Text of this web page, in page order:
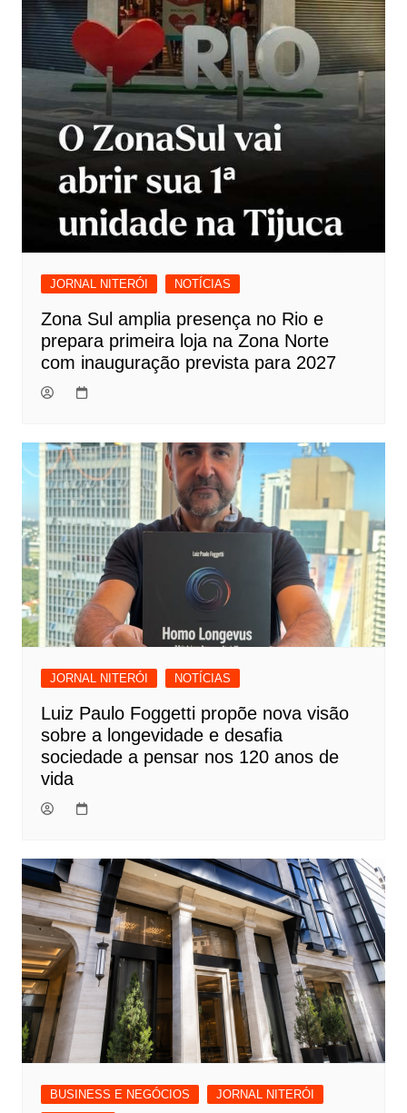
JORNAL NITERÓI NOTÍCIAS
Zona Sul amplia presença no Rio e
prepara primeira loja na Zona Norte
com inauguração prevista para 2027
JORNAL NITERÓI NOTÍCIAS
Luiz Paulo Foggetti propõe nova visão
sobre a longevidade e desafia
sociedade a pensar nos 120 anos de
vida
BUSINESS E NEGÓCIOS
JORNAL NITERÓI